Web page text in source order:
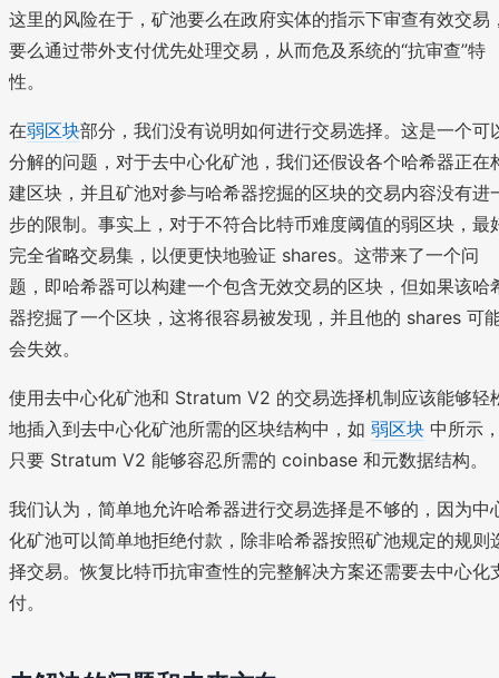
这里的风险在于，矿池要么在政府实体的指示下审查有效交易
要么通过带外支付优先处理交易，从而危及系统的“抗审查”特
性。
在弱区块部分，我们没有说明如何进行交易选择。这是一个可
分解的问题，对于去中心化矿池，我们还假设各个哈希器正在
建区块，并且矿池对参与哈希器挖掘的区块的交易内容没有进
步的限制。事实上，对于不符合比特币难度阈值的弱区块，最
完全省略交易集，以便更快地验证 shares。这带来了一个问
题，即哈希器可以构建一个包含无效交易的区块，但如果该哈
器挖掘了一个区块，这将很容易被发现，并且他的 shares 可
会失效。
使用去中心化矿池和 Stratum V2 的交易选择机制应该能够轻
地插入到去中心化矿池所需的区块结构中，如 弱区块 中所示
只要 Stratum V2 能够容忍所需的 coinbase 和元数据结构。
我们认为，简单地允许哈希器进行交易选择是不够的，因为中
化矿池可以简单地拒绝付款，除非哈希器按照矿池规定的规则
择交易。恢复比特币抗审查性的完整解决方案还需要去中心化
付。